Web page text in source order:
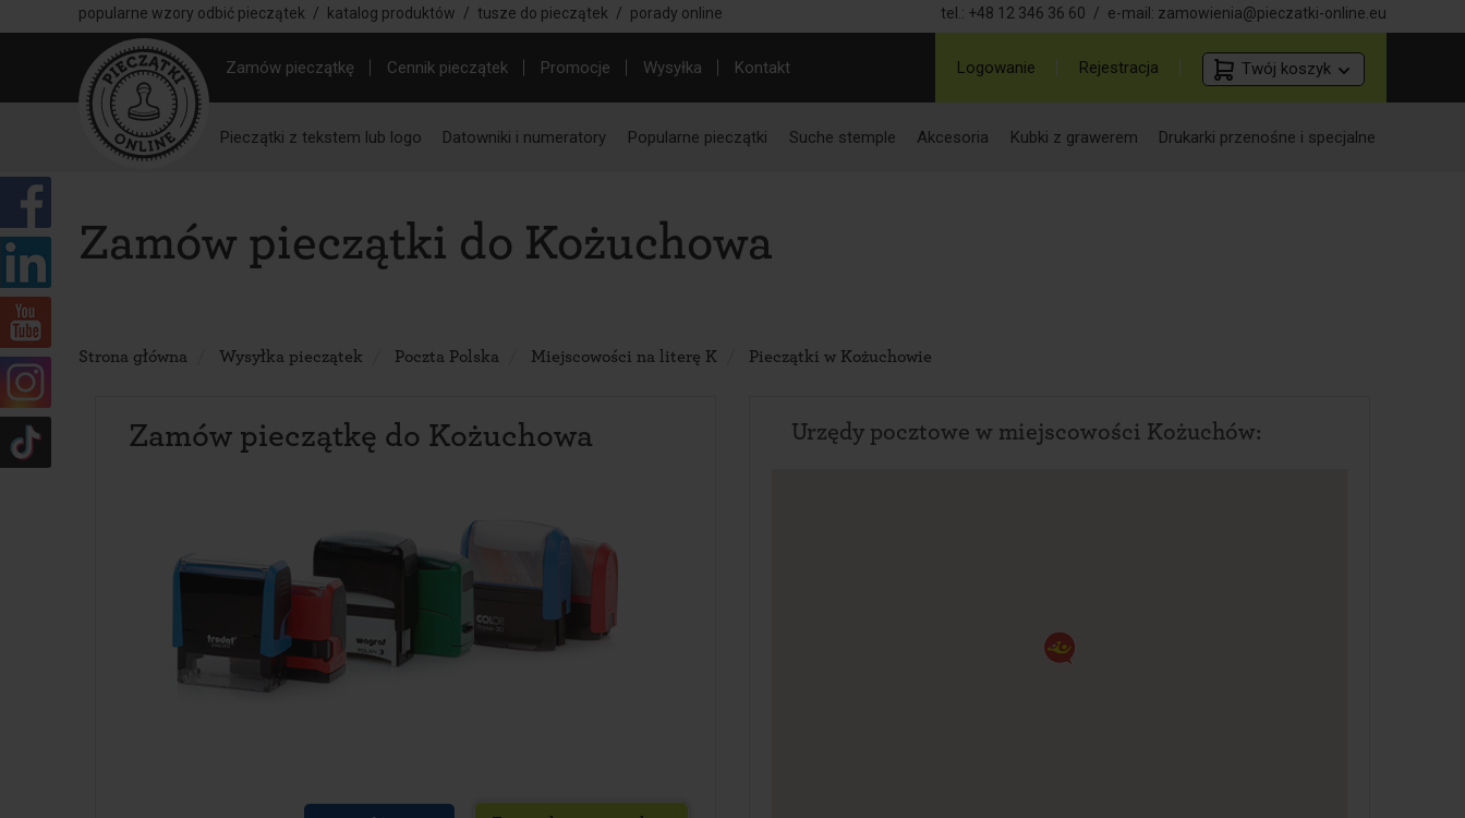
popularne wzory odbić pieczątek / katalog produktów / tusze do pieczątek / porady online tel.: +48 12 346 36 60 / e-mail: zamowienia@pieczatki-online.eu
Logowanie Rejestracja Twój koszyk
Zamów pieczątkę Cennik pieczątek Promocje Wysyłka Kontakt
Pieczątki z tekstem lub logo Datowniki i numeratory Popularne pieczątki Suche stemple Akcesoria Kubki z grawerem Drukarki przenośne i specjalne
Zamów pieczątki do Kożuchowa
Strona główna Wysyłka pieczątek Poczta Polska Miejscowości na literę K Pieczątki w Kożuchowie
Zamów pieczątkę do Kożuchowa Urzędy pocztowe w miejscowości Kożuchów: